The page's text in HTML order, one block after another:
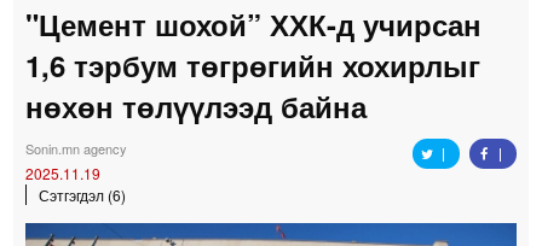
Улс төр, эдийн засаг
Гэмт хэрэг
Нийгэм, соёл
Easy news
"Цемент шохой” ХХК-д учирсан
1,6 тэрбум төгрөгийн хохирлыг
нөхөн төлүүлээд байна
Sonin.mn agency
2025.11.19
Сэтгэгдэл (6)